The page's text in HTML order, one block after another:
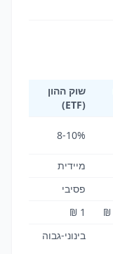
שוק ההון
(ETF)
8-10%
מיידית
פסיבי
1 ₪
בינוני-גבוה